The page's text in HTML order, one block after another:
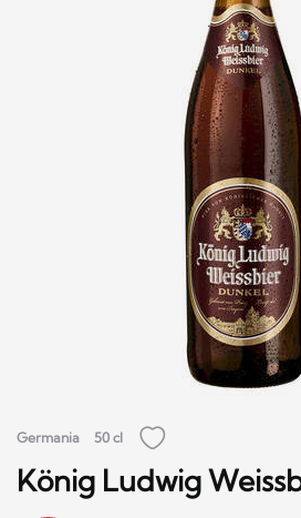
Germania 50 cl
König Ludwig